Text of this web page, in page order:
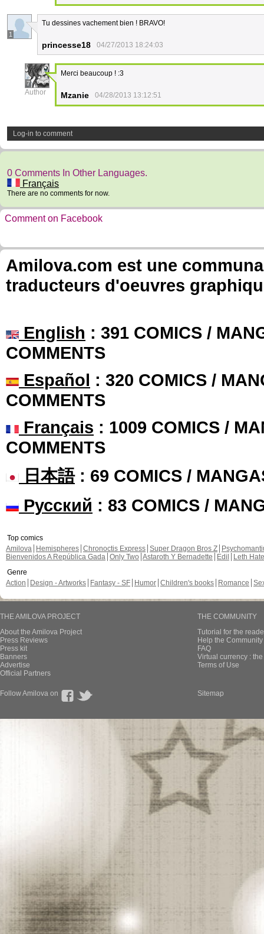
1
Tu dessines vachement bien ! BRAVO!
princesse18 04/27/2013 18:24:03
7
Author
Merci beaucoup ! :3
Mzanie 04/28/2013 13:12:51
Log-in to comment
0 Comments In Other Languages.
Français
There are no comments for now.
Comment on Facebook
Amilova.com est une
traducteurs d'oeuvres
English : 391 COMICS /
COMMENTS
Español : 320 COMICS /
COMMENTS
Français : 1009 COMICS /
COMMENTS
日本語: 69 COMICS /
Русский : 83 COMICS /
Top comics
Amilova
Hemispheres Chronoctis Express Super Dragon Bros Z
Bienvenidos A República Gada Only Two Astaroth Y Bernadette Edil
Leth Hate
Genre
Action
Design - Artworks Fantasy - SF Humor Children's books Romance
THE AMILOVA PROJECT
About the Amilova Project
Press Reviews
Press kit
Banners
Advertise
Official Partners
THE COMMUNITY
Tutorial for the
Help the
FAQ
Virtual currency :
Terms of Use
Follow Amilova on Sitemap